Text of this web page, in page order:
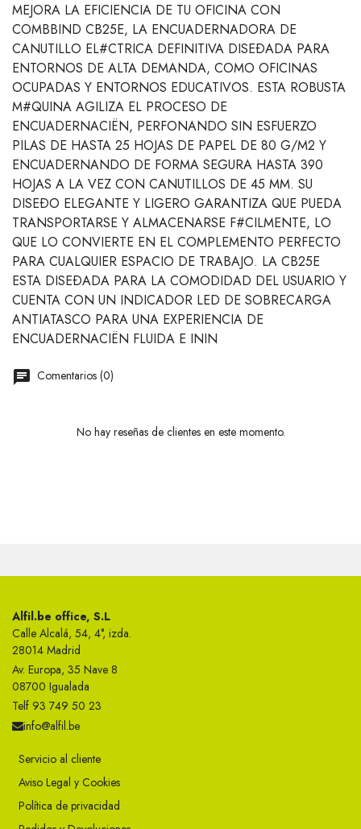
MEJORA LA EFICIENCIA DE TU OFICINA CON
COMBBIND CB25E, LA ENCUADERNADORA DE
CANUTILLO EL#CTRICA DEFINITIVA DISEÐADA PARA
ENTORNOS DE ALTA DEMANDA, COMO OFICINAS
OCUPADAS Y ENTORNOS EDUCATIVOS. ESTA ROBUSTA
M#QUINA AGILIZA EL PROCESO DE
ENCUADERNACIËN, PERFONANDO SIN ESFUERZO
PILAS DE HASTA 25 HOJAS DE PAPEL DE 80 G/M2 Y
ENCUADERNANDO DE FORMA SEGURA HASTA 390
HOJAS A LA VEZ CON CANUTILLOS DE 45 MM. SU
DISEÐO ELEGANTE Y LIGERO GARANTIZA QUE PUEDA
TRANSPORTARSE Y ALMACENARSE F#CILMENTE, LO
QUE LO CONVIERTE EN EL COMPLEMENTO PERFECTO
PARA CUALQUIER ESPACIO DE TRABAJO. LA CB25E
ESTA DISEÐADA PARA LA COMODIDAD DEL USUARIO Y
CUENTA CON UN INDICADOR LED DE SOBRECARGA
ANTIATASCO PARA UNA EXPERIENCIA DE
ENCUADERNACIËN FLUIDA E ININ
Comentarios (0)
No hay reseñas de clientes en este momento.
Alfil.be office, S.L
Calle Alcalá, 54, 4°, izda.
28014 Madrid
Av. Europa, 35 Nave 8
08700 Igualada
Telf 93 749 50 23
info@alfil.be
Servicio al cliente
Aviso Legal y Cookies
Política de privacidad